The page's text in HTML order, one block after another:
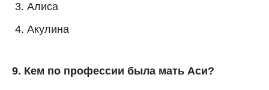
Алиса
Акулина
9. Кем по профессии была мать Аси?